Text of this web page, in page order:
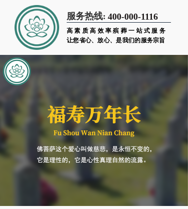
服务热线: 400-000-1116
高素质高效率殡葬一站式服务
让您省心、放心、是我们的服务宗旨